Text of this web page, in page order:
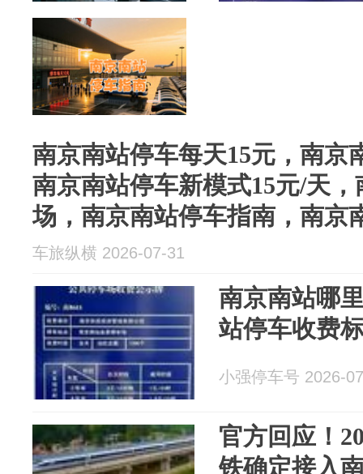
南京南站停车每天15元，南京
南京南站停车新模式15元/天
场，南京南站停车指南，南京
车旅纵横 2026-07-31
南京南站哪
站停车收费
小强停车号 2026-
官方回应！
铁确定接入